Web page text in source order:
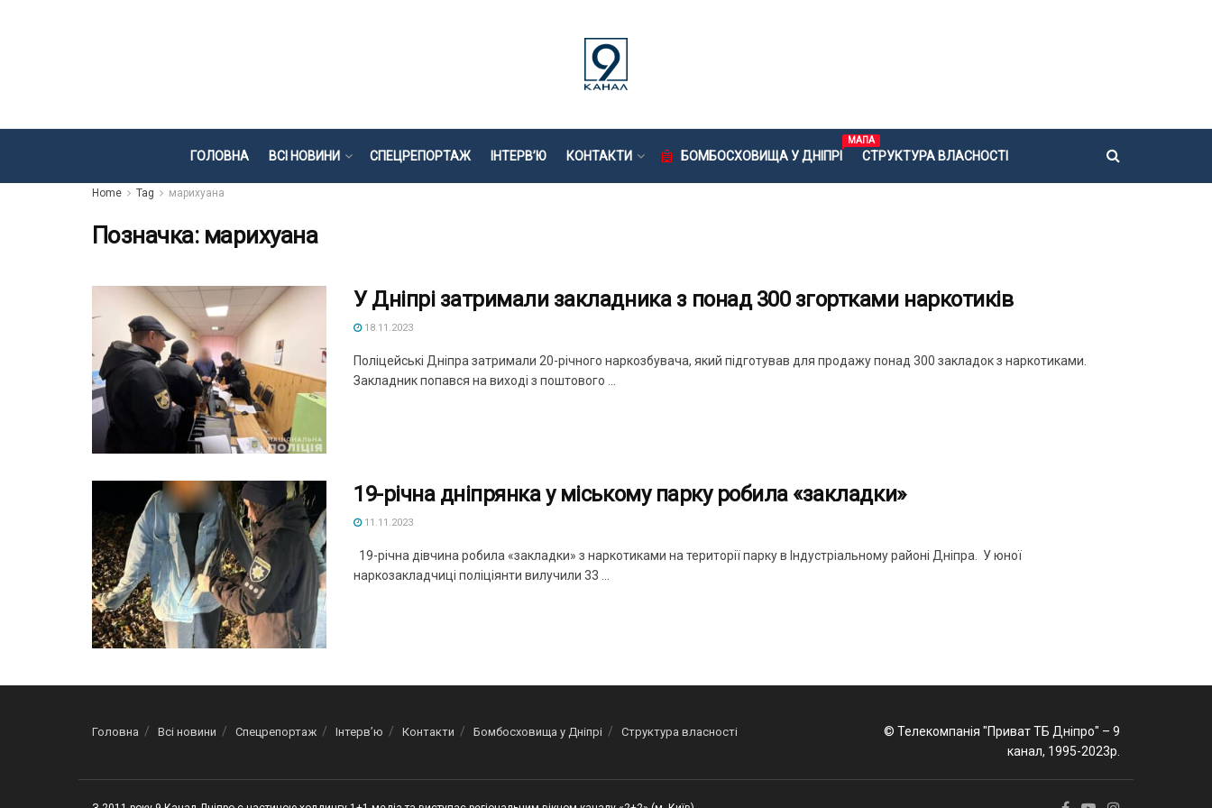
ГОЛОВНА ВСІ НОВИНИ СПЕЦРЕПОРТАЖ ІНТЕРВ’Ю КОНТАКТИ БОМБОСХОВИЩА У ДНІПРІ
МАПА
СТРУКТУРА ВЛАСНОСТІ
Home Tag марихуана
Позначка: марихуана
У Дніпрі затримали закладника з понад 300 згортками наркотиків
18.11.2023
Поліцейські Дніпра затримали 20-річного наркозбувача, який підготував для продажу понад 300 закладок з наркотиками.
Закладник попався на виході з поштового ...
19-річна дніпрянка у міському парку робила «закладки»
11.11.2023
19-річна дівчина робила «закладки» з наркотиками на території парку в Індустріальному районі Дніпра. У юної
наркозакладчиці поліціянти вилучили 33 ...
Головна Всі новини Спецрепортаж Інтерв’ю Контакти Бомбосховища у Дніпрі Структура власності
© Телекомпанія "Приват ТБ Дніпро" – 9
канал, 1995-2023р.